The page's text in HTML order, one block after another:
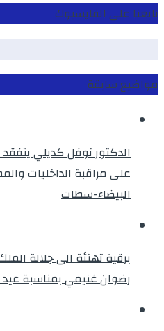
تابعنا على الفايسبوك
مواضيع سابقة
على مراقبة الداخليات
البيضاء-سطات
برقية تهنئة الى جلالة
رضوان غنيمي بمناسبة